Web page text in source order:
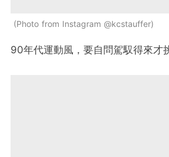
Photo from Instagram @kcstauffer
90年代運動風，要自問駕馭得來才